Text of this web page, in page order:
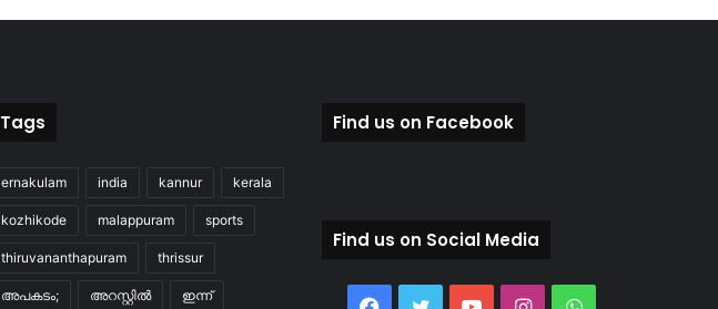
Tags
ernakulam india kannur kerala
kozhikode malappuram sports
thiruvananthapuram thrissur
അപകടം; അറസ്റ്റിൽ ഇന്ന്
Find us on Facebook
Find us on Social Media